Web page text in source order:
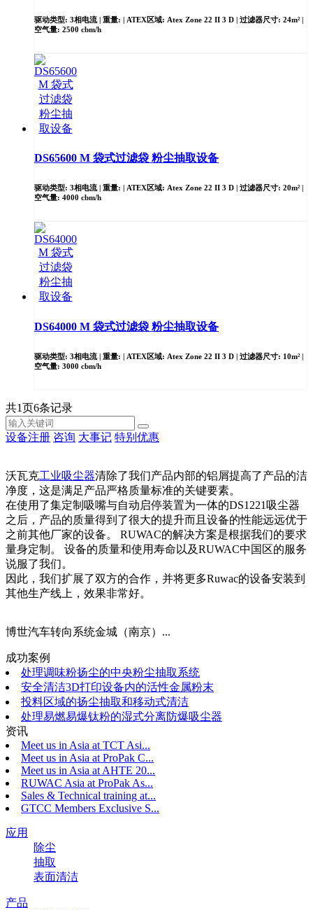
驱动类型: 3相电流 | 重量: | ATEX区域: Atex Zone 22 II 3 D | 过滤器尺寸: 24m² |
空气量: 2500 cbm/h
DS65600 M 袋式过滤袋 粉尘抽取设备
驱动类型: 3相电流 | 重量: | ATEX区域: Atex Zone 22 II 3 D | 过滤器尺寸: 20m² |
空气量: 4000 cbm/h
DS64000 M 袋式过滤袋 粉尘抽取设备
驱动类型: 3相电流 | 重量: | ATEX区域: Atex Zone 22 II 3 D | 过滤器尺寸: 10m² |
空气量: 3000 cbm/h
共1页6条记录
设备注册 咨询 大事记 特别优惠
沃瓦克工业吸尘器清除了我们产品内部的铝屑提高了产品的洁
净度，这是满足产品严格质量标准的关键要素。
在使用了集定制吸嘴与自动启停装置为一体的DS1221吸尘器
之后，产品的质量得到了很大的提升而且设备的性能远远优于
之前其他厂家的设备。 RUWAC的解决方案是根据我们的要求
量身定制。 设备的质量和使用寿命以及RUWAC中国区的服务
说服了我们。
因此，我们扩展了双方的合作，并将更多Ruwac的设备安装到
其他生产线上，效果非常好。
博世汽车转向系统金城（南京）...
成功案例
处理调味粉扬尘的中央粉尘抽取系统
安全清洁3D打印设备内的活性金属粉末
投料区域的扬尘抽取和移动式清洁
处理易燃易爆钛粉的湿式分离防爆吸尘器
资讯
Meet us in Asia at TCT Asi...
Meet us in Asia at ProPak C...
Meet us in Asia at AHTE 20...
RUWAC Asia at ProPak As...
Sales & Technical training at...
GTCC Members Exclusive S...
应用
除尘
抽取
表面清洁
产品